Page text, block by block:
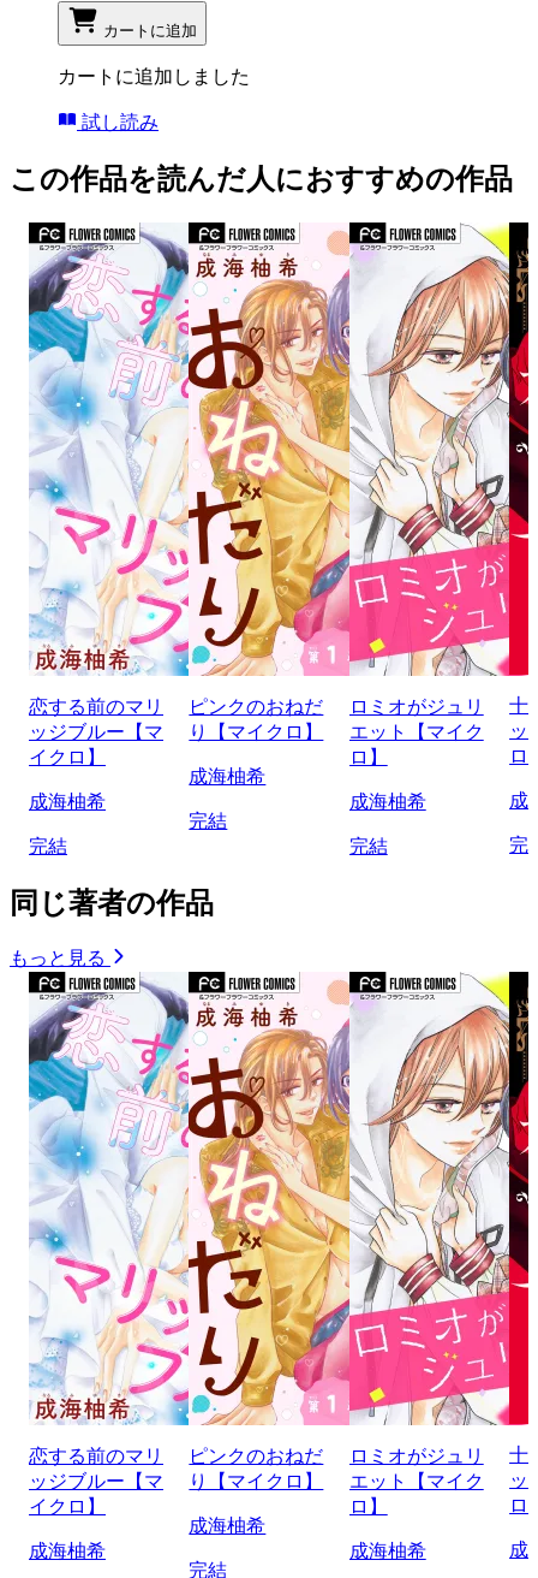
カートに追加
カートに追加しました
試し読み
この作品を読んだ人におすすめの作品
恋する前のマリ
ッジブルー【マ
イクロ】
成海柚希
完結
ピンクのおねだ
り【マイクロ】
成海柚希
完結
ロミオがジュリ
エット【マイク
ロ】
成海柚希
完結
十
ッ
ロ
成
完
同じ著者の作品
もっと見る
恋する前のマリ
ッジブルー【マ
イクロ】
成海柚希
ピンクのおねだ
り【マイクロ】
成海柚希
完結
ロミオがジュリ
エット【マイク
ロ】
成海柚希
十
ッ
ロ
成